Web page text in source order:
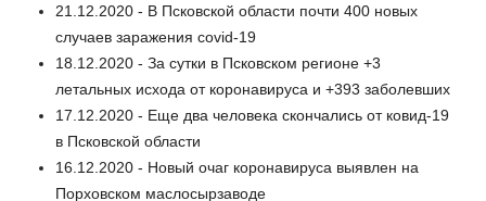
21.12.2020 - В Псковской области почти 400 новых
случаев заражения covid-19
18.12.2020 - За сутки в Псковском регионе +3
летальных исхода от коронавируса и +393 заболевших
17.12.2020 - Еще два человека скончались от ковид-19
в Псковской области
16.12.2020 - Новый очаг коронавируса выявлен на
Порховском маслосырзаводе